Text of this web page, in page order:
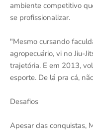
ambiente competitivo
se profissionalizar.
"Mesmo cursando
agropecuário, vi no Jiu-
trajetória. E em 2013,
esporte. De lá pra cá,
Desafios
Apesar das conquistas,